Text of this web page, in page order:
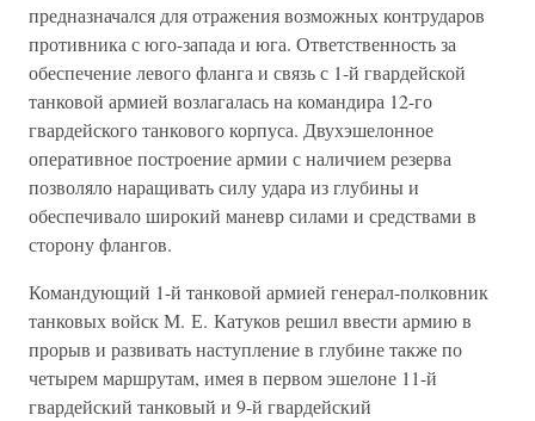
предназначался для отражения возможных контрударов
противника с юго-запада и юга. Ответственность за
обеспечение левого фланга и связь с 1-й гвардейской
танковой армией возлагалась на командира 12-го
гвардейского танкового корпуса. Двухэшелонное
оперативное построение армии с наличием резерва
позволяло наращивать силу удара из глубины и
обеспечивало широкий маневр силами и средствами в
сторону флангов.
Командующий 1-й танковой армией генерал-полковник
танковых войск М. Е. Катуков решил ввести армию в
прорыв и развивать наступление в глубине также по
четырем маршрутам, имея в первом эшелоне 11-й
гвардейский танковый и 9-й гвардейский